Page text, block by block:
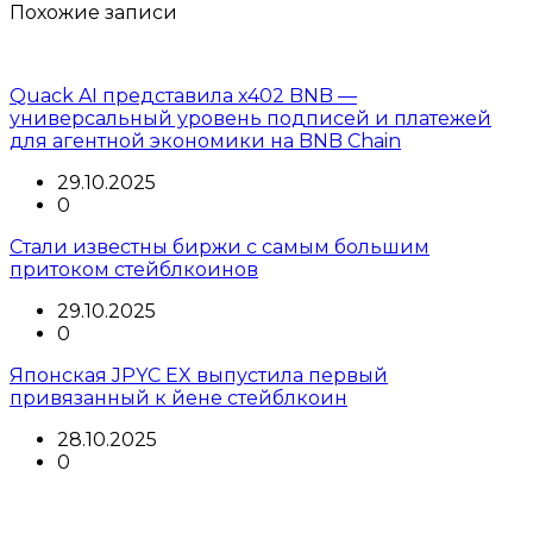
Похожие записи
Quack AI представила x402 BNB —
универсальный уровень подписей и платежей
для агентной экономики на BNB Chain
29.10.2025
0
Стали известны биржи с самым большим
притоком стейблкоинов
29.10.2025
0
Японская JPYC EX выпустила первый
привязанный к йене стейблкоин
28.10.2025
0